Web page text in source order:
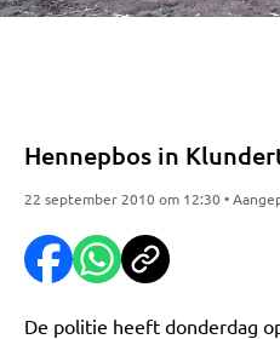
Hennepbos in
22 september 2010 om 12:30 •
De politie heeft donderdag